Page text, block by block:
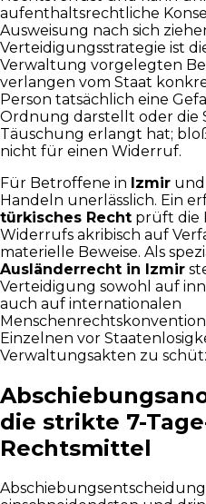
aufenthaltsrechtliche
Ausweisung nach sich
Verteidigungsstrategie ist
Verwaltung vorgelegten
verlangen vom Staat
Person tatsächlich eine
Ordnung darstellt oder die
Täuschung erlangt hat;
nicht für einen Widerruf.
Für Betroffene in Izmir
Handeln unerlässlich. Ein
türkisches Recht prüft die
Widerrufs akribisch auf
materielle Beweise. Als
Ausländerrecht in Izmir
Verteidigung sowohl auf
auch auf internationalen
Einzelnen vor
Verwaltungsakten zu
die strikte 7-
Rechtsmittel